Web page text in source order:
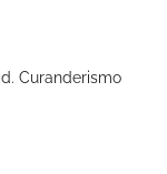
Curanderismo